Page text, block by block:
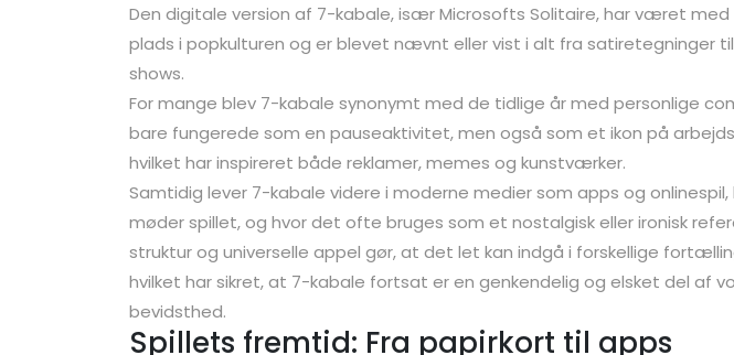
Den digitale version af 7-kabale, især Microsofts Solitaire, har været
plads i popkulturen og er blevet nævnt eller vist i alt fra satiretegninger
shows.
For mange blev 7-kabale synonymt med de tidlige år med personlige
bare fungerede som en pauseaktivitet, men også som et ikon på
hvilket har inspireret både reklamer, memes og kunstværker.
Samtidig lever 7-kabale videre i moderne medier som apps og
møder spillet, og hvor det ofte bruges som et nostalgisk eller ironisk
struktur og universelle appel gør, at det let kan indgå i forskellige
hvilket har sikret, at 7-kabale fortsat er en genkendelig og elsket del af
bevidsthed.
Spillets fremtid: Fra papirkort til apps